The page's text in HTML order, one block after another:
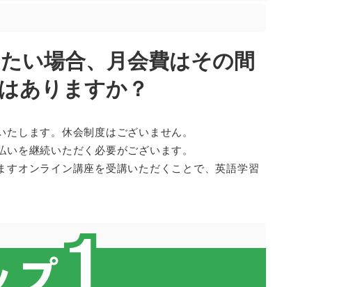
い場合、月会費はその間
ありますか？
します。休会制度はございません。
を継続いただく必要がございます。
オンライン講座を受講いただくことで、英語学習